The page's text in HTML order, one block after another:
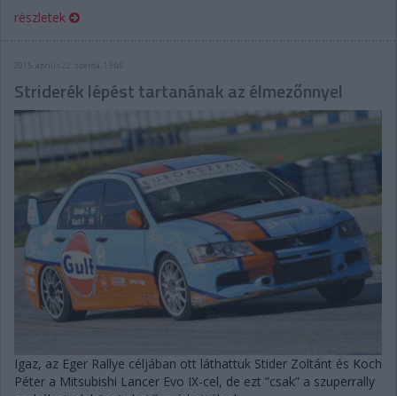
részletek
2015. április 22. szerda, 13:05
Striderék lépést tartanának az élmezőnnyel
Igaz, az Eger Rallye céljában ott láthattuk Stider Zoltánt és Koch
Péter a Mitsubishi Lancer Evo IX-cel, de ezt ”csak” a szuperrally